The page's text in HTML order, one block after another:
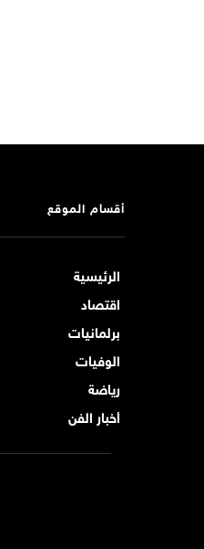
أقسام الموقع
الرئيسية
اقتصاد
برلمانيات
الوفيات
رياضة
أخبار الفن